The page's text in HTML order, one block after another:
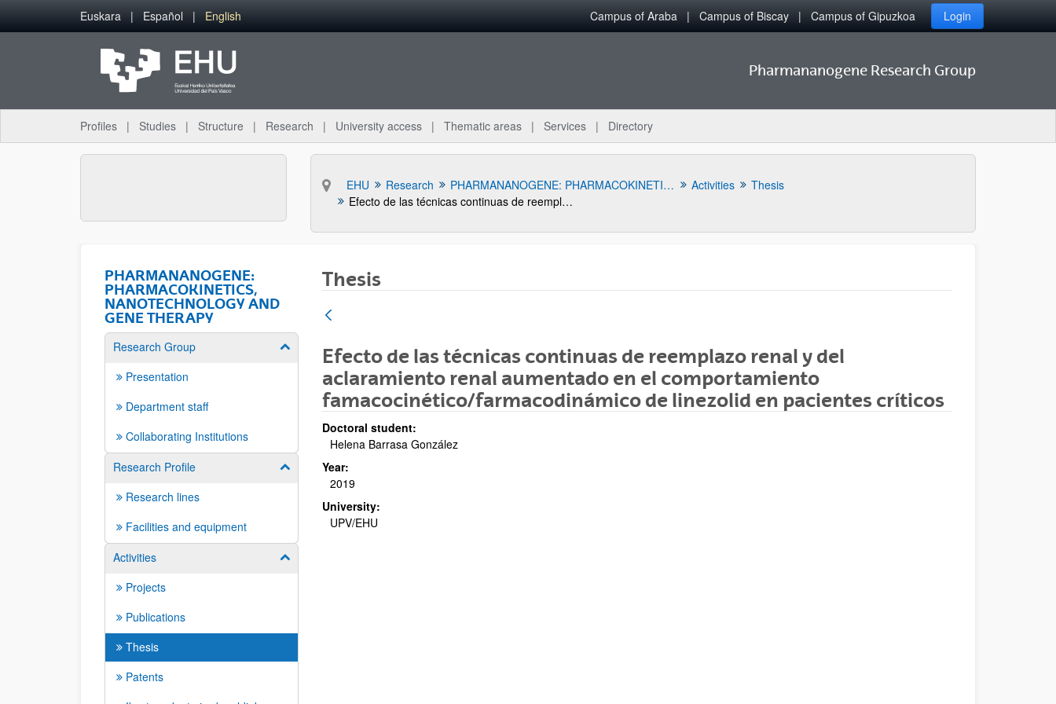
Skip to Main Content
Euskara Español English Campus of Araba Campus of Biscay Campus of Gipuzkoa Login
Pharmananogene Research Group
Profiles Studies Structure Research University access Thematic areas Services Directory
EHU Research PHARMANANOGENE: PHARMACOKINETICS, NANOTECHNOLOGY AND GENE THERAPY Activities
Thesis
Efecto de las técnicas continuas de reemplazo renal y del aclaramiento renal aumentado en el comportamiento famacocinético/farmacodinámico de linezolid en pacientes críticos
PHARMANANOGENE:
PHARMACOKINETICS,
NANOTECHNOLOGY AND
GENE THERAPY
Research Group Show/hide subpages
Presentation
Department staff
Collaborating Institutions
Research Profile
Show/hide subpages
Research lines
Facilities and equipment
Activities
Show/hide subpages
Projects
Publications
Thesis
Patents
Thesis
Efecto de las técnicas continuas de reemplazo renal y del
aclaramiento renal aumentado en el comportamiento
famacocinético/farmacodinámico de linezolid en pacientes críticos
Doctoral student:
Helena Barrasa González
Year:
2019
University:
UPV/EHU